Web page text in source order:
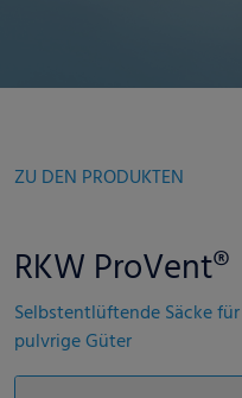
ZU DEN PRODUKTEN
RKW ProVent®
Selbstentlüftende Säcke
pulvrige Güter